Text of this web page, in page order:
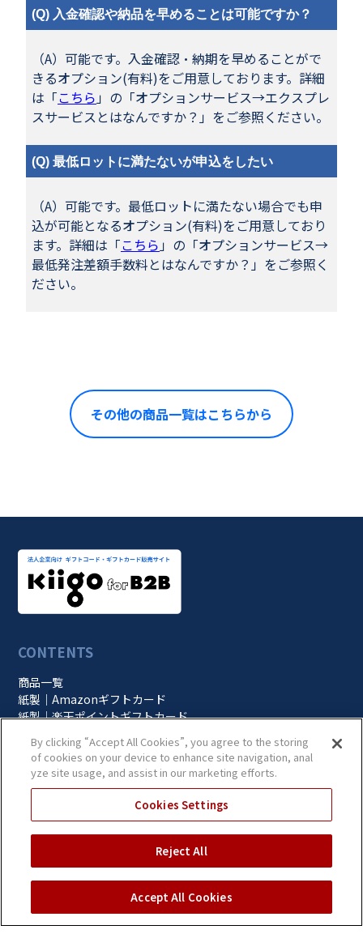
(Q) 入金確認や納品を早めることは可能ですか？
（A）可能です。入金確認・納期を早めることがで
きるオプション(有料)をご用意しております。詳細
は「こちら」の「オプションサービス→エクスプレ
スサービスとはなんですか？」をご参照ください。
(Q) 最低ロットに満たないが申込をしたい
（A）可能です。最低ロットに満たない場合でも申
込が可能となるオプション(有料)をご用意しており
ます。詳細は「こちら」の「オプションサービス→
最低発注差額手数料とはなんですか？」をご参照く
ださい。
その他の商品一覧はこちらから
CONTENTS
商品一覧
紙製｜Amazonギフトカード
紙製｜楽天ポイントギフトカード
ギフトコードの概要
オプション
価格と支払い
サービス利用の流れ
お役立ち資料
導入事例
当ウェブサイトのご利用にあたって
CONTACT
無料相談
By clicking “Accept All Cookies”, you agree to the storing
of cookies on your device to enhance site navigation, anal
yze site usage, and assist in our marketing efforts.
Cookies Settings
Reject All
Accept All Cookies